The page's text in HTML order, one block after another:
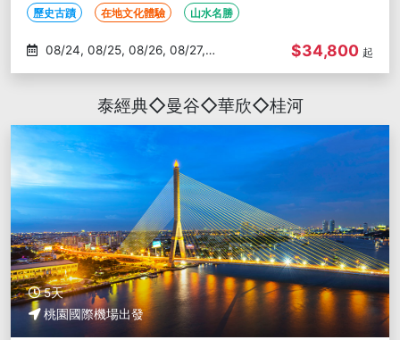
秀、泰式按摩、無購物
歷史古蹟 在地文化體驗 山水名勝
08/28
$34,800 起
泰經典◇曼谷◇華欣◇桂河
5天
桃園國際機場出發